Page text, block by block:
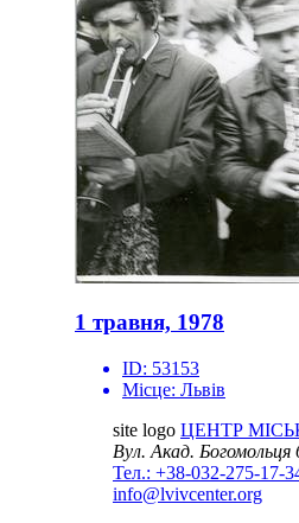
1 травня, 1978
ID: 53153
Місце: Львів
site logo ЦЕНТР
Вул. Акад. Богомольця
Тел.: +38-032-275-17-
info@lvivcenter.org